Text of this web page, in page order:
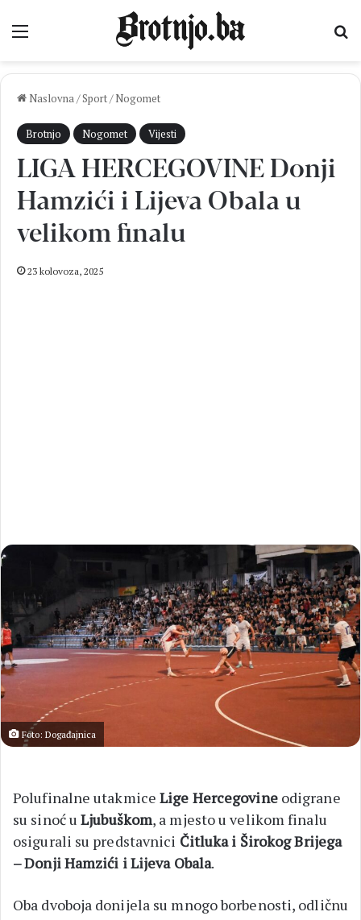
Izbornik
Naslovna/Sport/ Nogomet
Brotnjo Nogomet Vijesti
LIGA HERCEGOVINE Donji
Hamzići i Lijeva Obala u
velikom finalu
23 kolovoza, 2025
Foto: Događajnica
Polufinalne utakmiceLige Hercegovineodigrane
su sinoć uLjubuškom, a mjesto u velikom finalu
osigurali su predstavnici Čitluka i Širokog Brijega
– Donji Hamzići i Lijeva Obala.
Oba dvoboja donijela su mnogo borbenosti, odličnu